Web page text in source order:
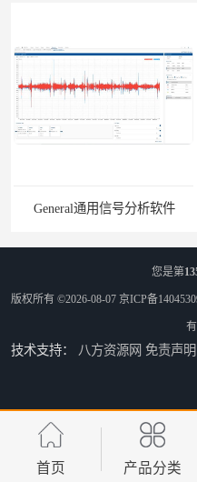
General通用信号分析软件
ErgoLAB人机环境同步云平台
您是第
版权所有 ©2026-08-07 京ICP备
有
技术支持： 八方资源网 免责声明
首页 产品分类